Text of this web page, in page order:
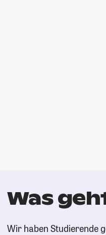
Was
Wir haben Studierende